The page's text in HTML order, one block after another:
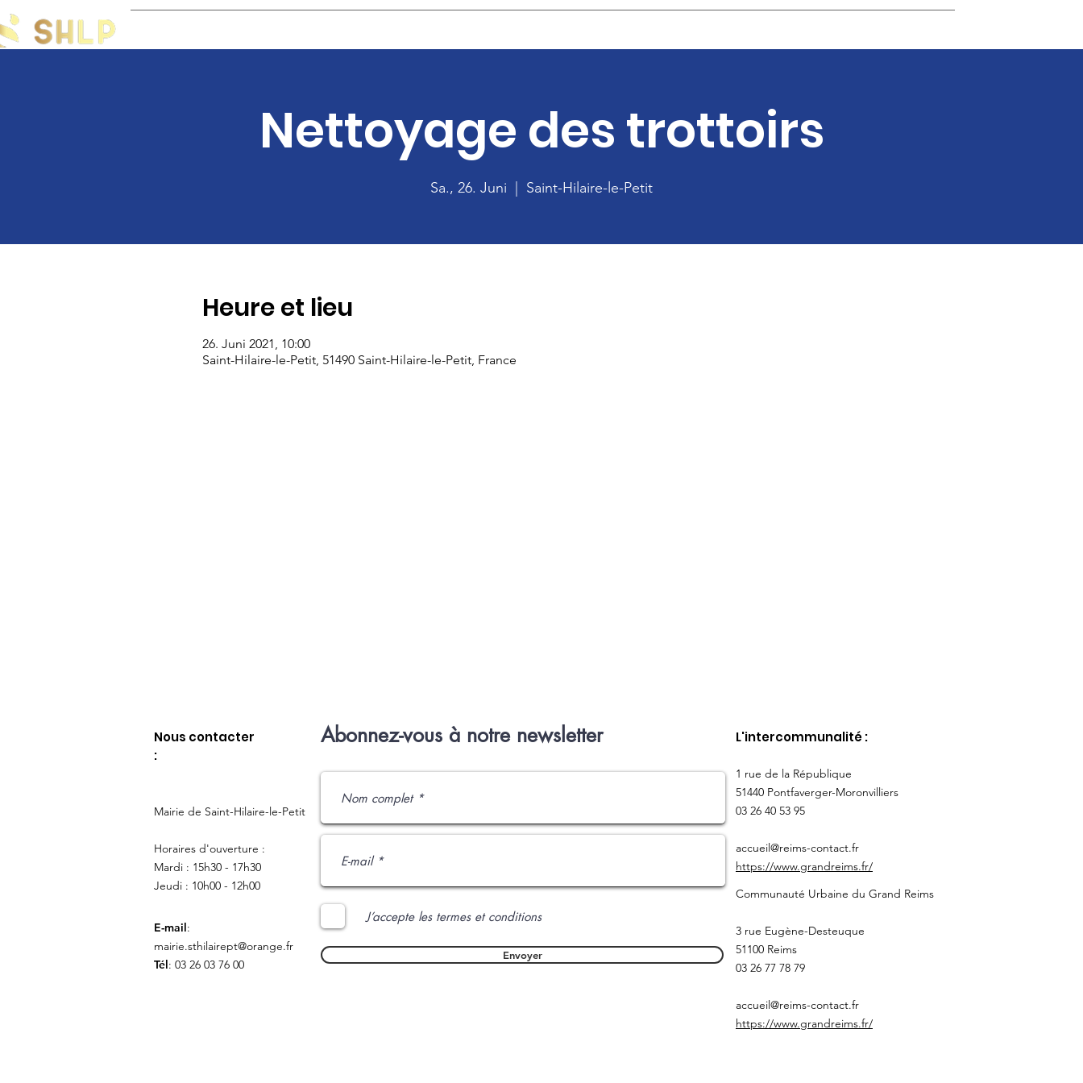
Nettoyage des trottoirs
Sa., 26. Juni Saint-Hilaire-le-Petit
Heure et lieu
26. Juni 2021, 10:00
Saint-Hilaire-le-Petit, 51490 Saint-Hilaire-le-Petit, France
Nous contacter
:
Mairie de Saint-Hilaire-le-Petit
Horaires d'ouverture :
Mardi : 15h30 - 17h30
Jeudi : 10h00 - 12h00
E-mail:
mairie.sthilairept@orange.fr
Tél: 03 26 03 76 00
Abonnez-vous à notre newsletter
J’accepte les termes et conditions
Envoyer
L'intercommunalité :
​1 rue de la République
51440 Pontfaverger-Moronvilliers
03 26 40 53 95
accueil@reims-contact.fr
https://www.grandreims.fr/
Communauté Urbaine du Grand Reims
3 rue Eugène-Desteuque
51100 Reims
03 26 77 78 79
accueil@reims-contact.fr
https://www.grandreims.fr/